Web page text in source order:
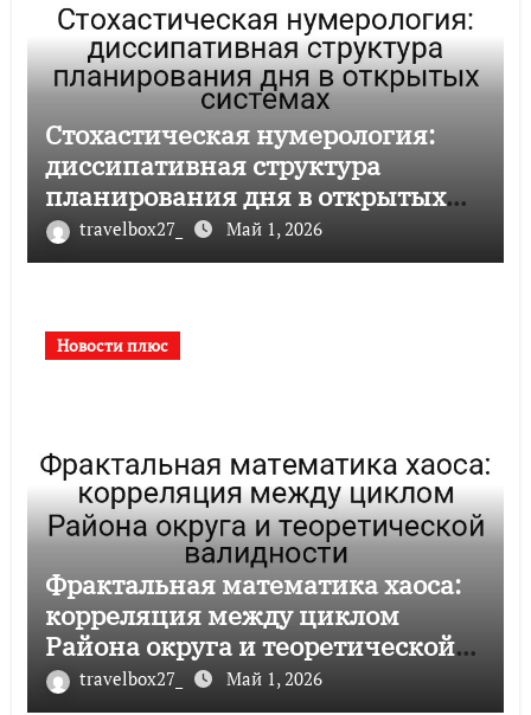
Стохастическая нумерология:
диссипативная структура
планирования дня в открытых
системах
travelbox27_ Май 1, 2026
Новости плюс
Фрактальная математика хаоса:
корреляция между циклом
Района округа и теоретической
валидности
travelbox27_ Май 1, 2026